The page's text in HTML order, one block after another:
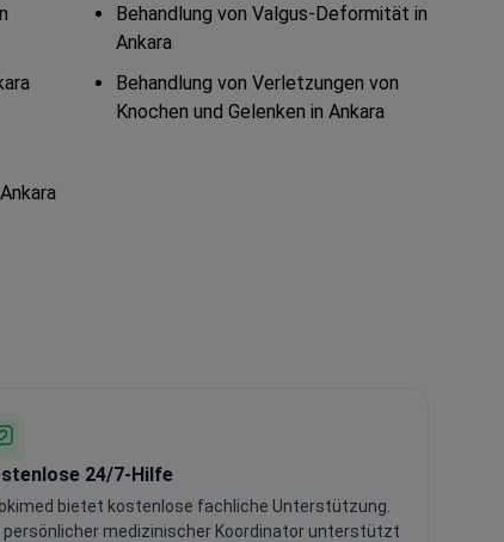
Behandlung von Valgus-Deformität in
Ankara
Behandlung von Verletzungen von
Knochen und Gelenken in Ankara
24/7-Hilfe
bietet kostenlose fachliche Unterstützung.
persönlicher medizinischer Koordinator unterstützt